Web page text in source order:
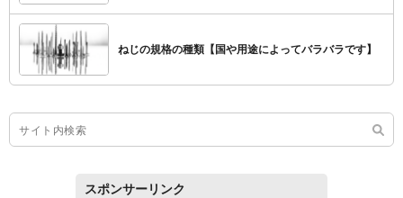
ねじの規格の種類【国や用途によってバラバラです】
スポンサーリンク